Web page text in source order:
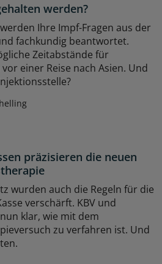
werden?
Ihre Impf-Fragen aus der
fachkundig beantwortet.
Zeitabstände für
einer Reise nach Asien. Und
präzisieren die neuen
wurden auch die Regeln für die
verschärft. KBV und
klar, wie mit dem
zu verfahren ist. Und